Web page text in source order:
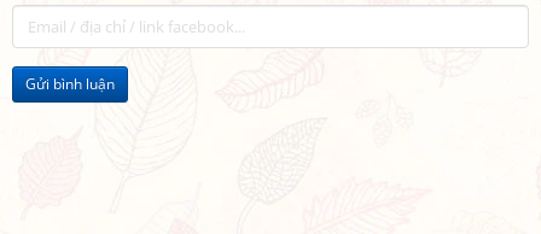
Gửi bình luận